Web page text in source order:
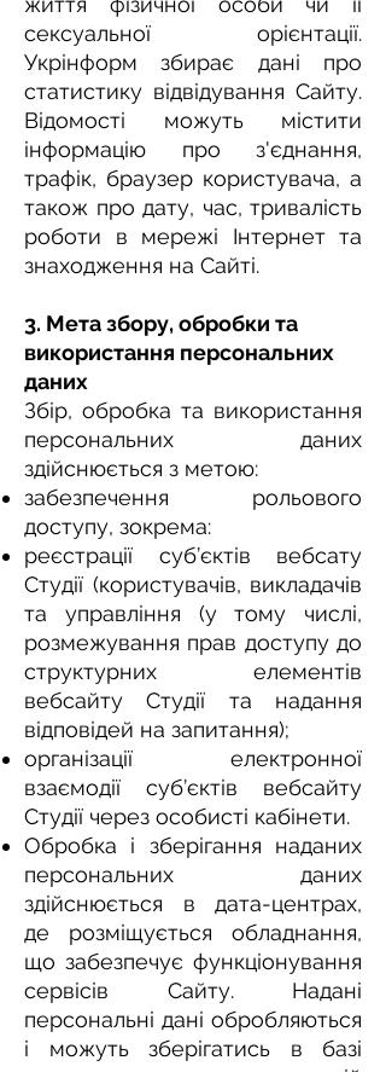
сексуальної орієнтації.
Укрінформ збирає дані про
статистику відвідування Сайту.
Відомості можуть містити
інформацію про з'єднання,
трафік, браузер користувача, а
також про дату, час, тривалість
роботи в мережі Інтернет та
знаходження на Сайті.
3. Мета збору, обробки та
використання персональних
даних
Збір, обробка та використання
персональних даних
здійснюється з метою:
забезпечення рольового
доступу, зокрема:
реєстрації суб’єктів вебсату
Студії (користувачів, викладачів
та управління (у тому числі,
розмежування прав доступу до
структурних елементів
вебсайту Студії та надання
відповідей на запитання);
організації електронної
взаємодії суб’єктів вебсайту
Студії через особисті кабінети.
Обробка і зберігання наданих
персональних даних
здійснюється в дата-центрах,
де розміщується обладнання,
що забезпечує функціонування
сервісів Сайту. Надані
персональні дані обробляються
і можуть зберігатись в базі